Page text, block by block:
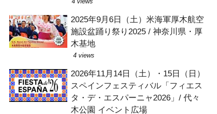
2025年9月6日（土）米海軍厚木航空
施設盆踊り祭り2025 / 神奈川県・厚
木基地
4 views
2026年11月14日（土）・15日（日）
スペインフェスティバル「フィエス
タ・デ・エスパーニャ2026」/ 代々
木公園 イベント広場